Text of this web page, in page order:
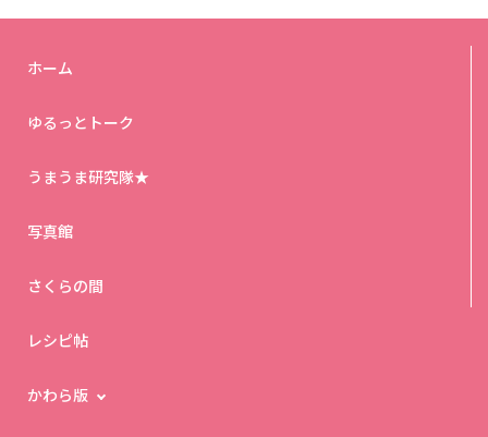
ホーム
ゆるっとトーク
うまうま研究隊★
写真館
さくらの間
レシピ帖
かわら版